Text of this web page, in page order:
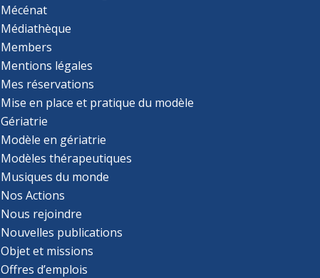
Mécénat
Médiathèque
Members
Mentions légales
Mes réservations
Mise en place et pratique du modèle
Gériatrie
Modèle en gériatrie
Modèles thérapeutiques
Musiques du monde
Nos Actions
Nous rejoindre
Nouvelles publications
Objet et missions
Offres d’emplois